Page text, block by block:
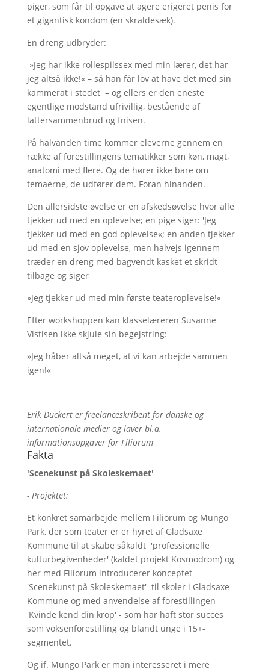
piger, som får til opgave at agere erigeret penis for
et gigantisk kondom (en skraldesæk).
En dreng udbryder:
»Jeg har ikke rollespilssex med min lærer, det har
jeg altså ikke!« – så han får lov at have det med sin
kammerat i stedet – og ellers er den eneste
egentlige modstand ufrivillig, bestående af
lattersammenbrud og fnisen.
På halvanden time kommer eleverne gennem en
række af forestillingens tematikker som køn, magt,
anatomi med flere. Og de hører ikke bare om
temaerne, de udfører dem. Foran hinanden.
Den allersidste øvelse er en afskedsøvelse hvor alle
tjekker ud med en oplevelse; en pige siger: 'Jeg
tjekker ud med en god oplevelse«; en anden tjekker
ud med en sjov oplevelse, men halvejs igennem
træder en dreng med bagvendt kasket et skridt
tilbage og siger
»Jeg tjekker ud med min første teateroplevelse!«
Efter workshoppen kan klasselæreren Susanne
Vistisen ikke skjule sin begejstring:
»Jeg håber altså meget, at vi kan arbejde sammen
igen!«
Erik Duckert er freelanceskribent for danske og
internationale medier og laver bl.a.
informationsopgaver for Filiorum
Fakta
'Scenekunst på Skoleskemaet'
- Projektet:
Et konkret samarbejde mellem Filiorum og Mungo
Park, der som teater er er hyret af Gladsaxe
Kommune til at skabe såkaldt 'professionelle
kulturbegivenheder' (kaldet projekt Kosmodrom) og
her med Filiorum introducerer konceptet
'Scenekunst på Skoleskemaet' til skoler i Gladsaxe
Kommune og med anvendelse af forestillingen
'Kvinde kend din krop' - som har haft stor succes
som voksenforestilling og blandt unge i 15+-
segmentet.
Og if. Mungo Park er man interesseret i mere